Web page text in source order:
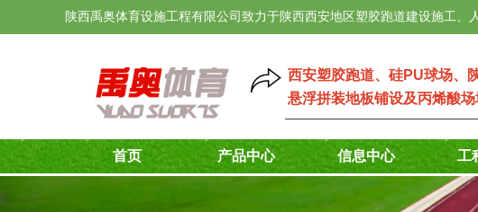
西安塑胶跑道、 硅PU球场、
悬浮拼装地板铺设及丙烯酸场
陕西禹奥体育设施工程有限公司致力于陕西西安地区塑胶跑道建设施工、
首页 产品中心 信息中心 工